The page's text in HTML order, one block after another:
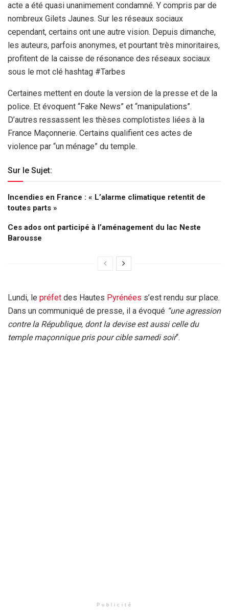
acte a été quasi unanimement condamné. Y compris par de
nombreux Gilets Jaunes. Sur les réseaux sociaux
cependant, certains ont une autre vision. Depuis dimanche,
les auteurs, parfois anonymes, et pourtant très minoritaires,
profitent de la caisse de résonance des réseaux sociaux
sous le mot clé hashtag #Tarbes
Certaines mettent en doute la version de la presse et de la
police. Et évoquent “Fake News” et “manipulations”.
D’autres ressassent les thèses complotistes liées à la
France Maçonnerie. Certains qualifient ces actes de
violence par “un ménage” du temple.
Sur le Sujet:
Incendies en France : « L’alarme climatique retentit de
toutes parts »
Ces ados ont participé à l’aménagement du lac Neste
Barousse
Lundi, le préfet des Hautes Pyrénées s’est rendu sur place.
Dans un communiqué de presse, il a évoqué “une agression
contre la République, dont la devise est aussi celle du
temple maçonnique pris pour cible samedi soir“.
Publicité